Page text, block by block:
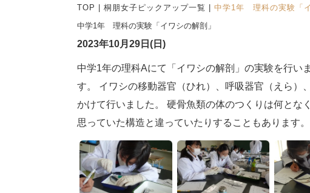
TOP | 桐朋女子ピックアップ一覧 | 中学1年 理科の実験「イ
中学1年 理科の実験「イワシの解剖」
2023年10月29日(日)
中学1年の理科Aにて「イワシの解剖」の実験を行い
す。 イワシの移動器官（ひれ）、呼吸器官（えら）
かけて行いました。 硬骨魚類の体のつくりは何とな
思っていた構造と違っていたりすることもあります